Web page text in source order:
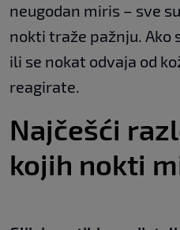
neugodan miris – sve
nokti traže pažnju. Ako
ili se nokat odvaja od
reagirate.
Najčešći
kojih nokti